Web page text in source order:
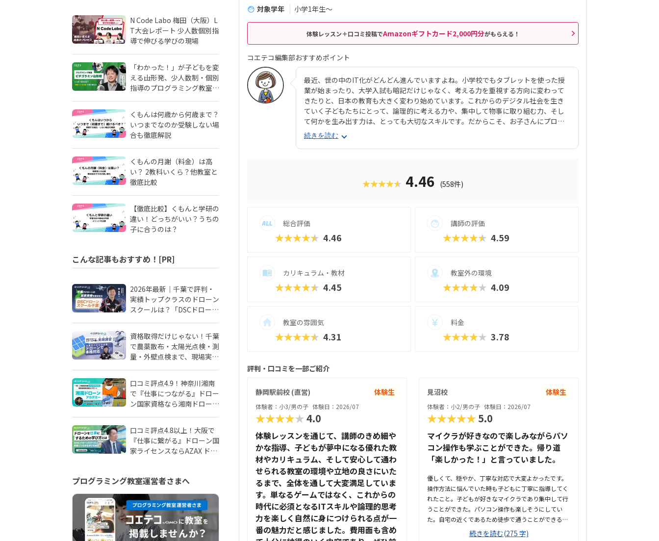
N Code Labo 梅田（大阪）L
T大会レポート 少人数個別指
導で伸びる学びの現場
「わかった！」が子どもを変
える――山形発、少人数制・個別
指導のプログラミング教室
くもんは何歳から何歳まで？
いつまでなのか受験しない場
合も徹底解説
くもんの月謝（料金）は高
い？ 2教科いくら？他教室と
徹底比較
【徹底比較】くもんと学研の
違い！どっちがいい？うちの
子に合うのは？
こんな記事もおすすめ！[PR]
2026年最新｜千葉で評判・
実績トップクラスのドローン
スクールは？「DSCドローン
資格取得だけじゃない！千葉
で農薬散布・太陽光点検・測
量・外壁点検まで、現場実務
口コミ評点4.9！神奈川湘南
で『仕事につながる』ドロー
ン国家資格なら湘南ドローン
口コミ評点4.8以上！大阪で
『仕事に繋がる』ドローン国
家ライセンスならAZAX ドロ
プログラミング教室運営者さまへ
対象学年
小学1年生～
体験レッスン＋口コミ投稿でAmazonギフトカード2,000円分がもらえる！
コエテコ編集部おすすめポイント
最近、世の中のIT化がどんどん進んでいますよね。小学校でもタブレットを使った授
業が始まったり、大学入試も暗記だけじゃなく、考える力を重視する方向に変わって
きたりと、日本の教育も大きく変わり始めています。これからのデジタル社会を生き
ていく子どもたちにとって、論理的に考える力や、集中して物事に取り組む力、そし
て何かを生み出す力は、とっても大切なスキルです。だからこそ、お子さんにプログ
ラミングを学ばせたいと思う保護者の方も多いのではないでしょうか。でも、「うち
の子、途中で飽きちゃうんじゃないかな？」なんて心配になる気持ちも、すごくよく
分かります。そんな方にぜひおすすめしたいのが、デジタネプログラミング教室なん
で、ゲーム感覚で楽しみながら、自然とプログラミング的思考が身につくカリキュラ
続きを読む
★★★★★ 4.46 (558件)
総合評価
★★★★★ 4.46
講師の評価
★★★★★ 4.59
カリキュラム・教材
★★★★★ 4.45
教室外の環境
★★★★★ 4.09
教室の雰囲気
★★★★★ 4.31
料金
★★★★★ 3.78
評判・口コミを一部ご紹介
静岡駅前校 (直営) 体験生
体験者：小3/男の子 体験日：2026/07
★★★★★4.0
体験レッスンを通じて、講師のきめ細や
かな指導、子どもが夢中になる優れた教
材やカリキュラム、そして安心して通わ
せられる教室の環境や立地の良さにいた
るまで、全体を通して大変満足していま
す。単なるゲームではなく、これからの
時代に必須となるITスキルや論理的思考
力を楽しく自然に身につけられる点が一
番の魅力だと感じました。費用面も含め
見沼校 体験生
体験者：小2/男の子 体験日：2026/07
★★★★★5.0
マイクラが好きなので楽しみながらパソ
コン操作も学ぶことができた。帰り道
「楽しかった！」と言っていました。
優しくて、穏やか、丁寧な対応で大変よかったです。
操作方法に悩んでいた時も子どもに丁寧に指導してく
れたこと。子どもが好きなマイクラであり集中して行
うことができた。パソコン操作も楽しそうにしてい
た。自宅の近くであるため徒歩で通うことができる。
駅からも10分くらいで着くので立地も良いと思う。道
続きを読む(275 字)